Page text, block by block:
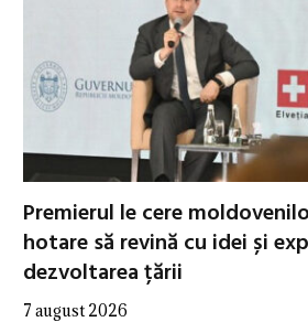
Premierul le cere
hotare să revină cu idei și
dezvoltarea țării
7 august 2026